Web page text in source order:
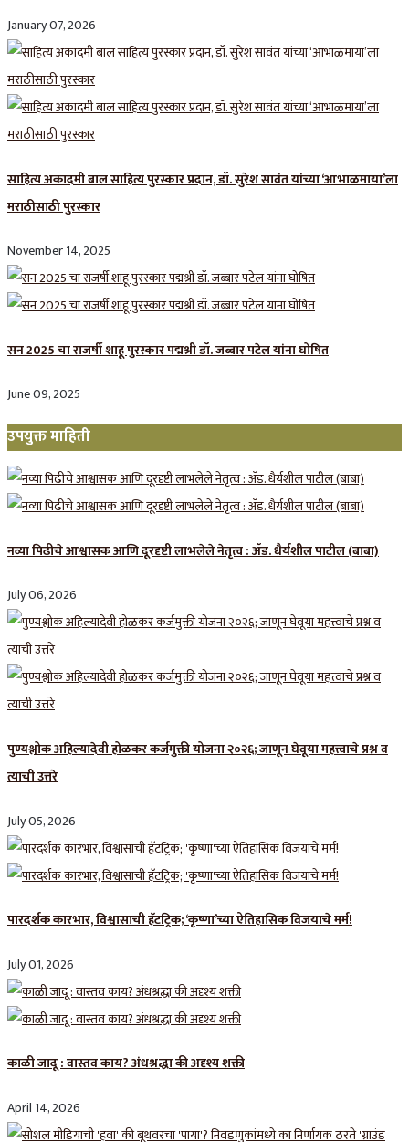
January 07, 2026
साहित्य अकादमी बाल साहित्य पुरस्कार प्रदान, डॉ. सुरेश सावंत यांच्या ‘आभाळमाया’ला
मराठीसाठी पुरस्कार
November 14, 2025
सन 2025 चा राजर्षी शाहू पुरस्कार प‌द्मश्री डॉ. जब्बार पटेल यांना घोषित
June 09, 2025
उपयुक्त माहिती
नव्या पिढीचे आश्वासक आणि दूरदृष्टी लाभलेले नेतृत्व : ॲड. धैर्यशील पाटील (बाबा)
July 06, 2026
पुण्यश्लोक अहिल्यादेवी होळकर कर्जमुक्ती योजना २०२६; जाणून घेवूया महत्त्वाचे प्रश्न व
त्याची उत्तरे
July 05, 2026
पारदर्शक कारभार, विश्वासाची हॅटट्रिक; ‘कृष्णा’च्या ऐतिहासिक विजयाचे मर्म!
July 01, 2026
काळी जादू : वास्तव काय? अंधश्रद्धा की अदृश्य शक्ती
April 14, 2026